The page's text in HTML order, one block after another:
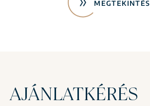
MEGTEKINTÉS
AJÁNLATKÉRÉS